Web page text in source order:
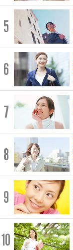
5
6
7
8
9
10